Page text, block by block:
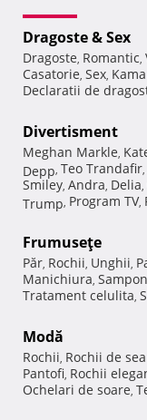
Dragoste & Sex
Dragoste, Romantic,
Casatorie, Sex,
Declaratii de
Divertisment
Meghan Markle,
Depp, Teo Trandafir,
Smiley, Andra, Delia,
Trump, Program TV,
Frumuseţe
Păr, Rochii, Unghii,
Manichiura, Sampon
Tratament celulita,
Modă
Rochii, Rochii de
Pantofi, Rochii
Ochelari de soare,